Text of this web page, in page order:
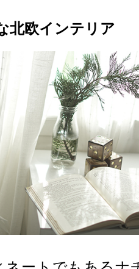
北欧インテリア